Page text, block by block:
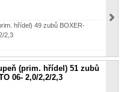
hřídel) 49 zubů BOXER-
2,3
(prim. hřídel) 51 zubů
06- 2,0/2,2/2,3